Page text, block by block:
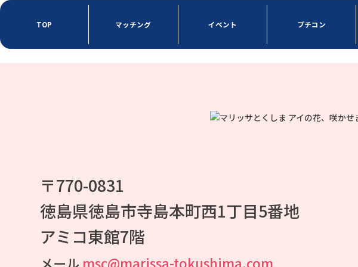
TOP マッチング イベント プチコン
〒770-0831
徳島県徳島市寺島本町西1丁目5番地
アミコ東館7階
メール msc@marissa-tokushima.com